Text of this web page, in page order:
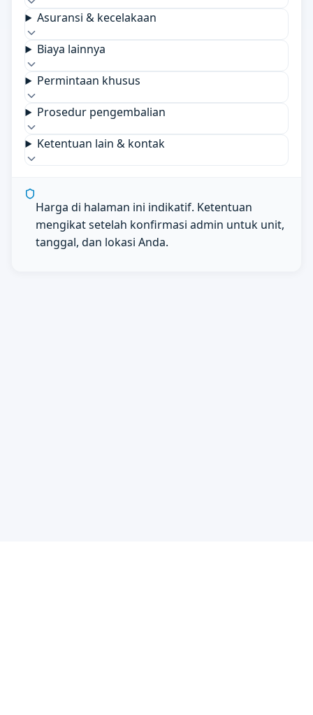
Asuransi & kecelakaan
Biaya lainnya
Permintaan khusus
Prosedur pengembalian
Ketentuan lain & kontak
Harga di halaman ini indikatif. Ketentuan
mengikat setelah konfirmasi admin untuk unit,
tanggal, dan lokasi Anda.